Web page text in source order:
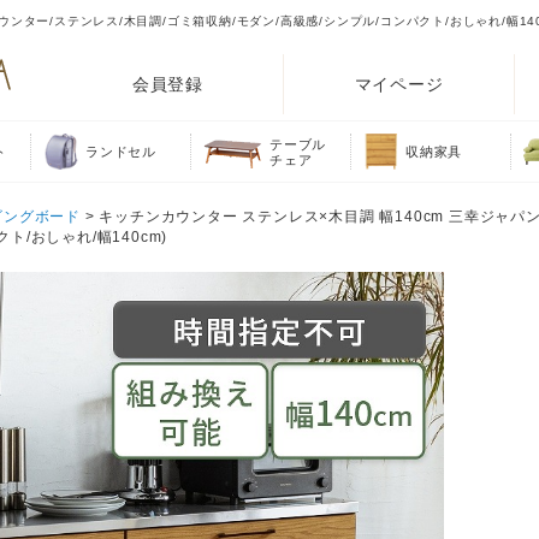
ター/ステンレス/木目調/ゴミ箱収納/モダン/高級感/シンプル/コンパクト/おしゃれ/幅
会員登録 マイページ
ランドセル
テーブル
チェア
収納家具
グボード > キッチンカウンター ステンレス×木目調 幅140cm 三幸ジャパ
ト/おしゃれ/幅140cm)